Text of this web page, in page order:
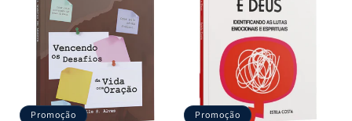
Para quem é indicada?
Líderes espirituais:
Uma ferramenta indispensável para
pregações e estudos.
Promoção Promoção